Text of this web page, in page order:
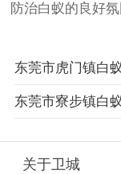
防治白蚁的良好氛
关于卫城